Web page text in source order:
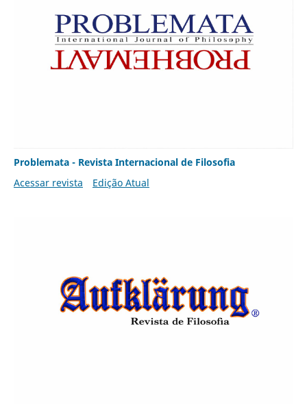
Problemata - Revista Internacional de Filosofia
Acessar revista
Edição Atual